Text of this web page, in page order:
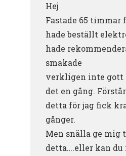
Hej
Fastade 65 timmar
hade beställt
hade
smakade
verkligen inte gott
det en gång.
detta för jag fick
gånger.
Men snälla ge mig
detta….eller kan du